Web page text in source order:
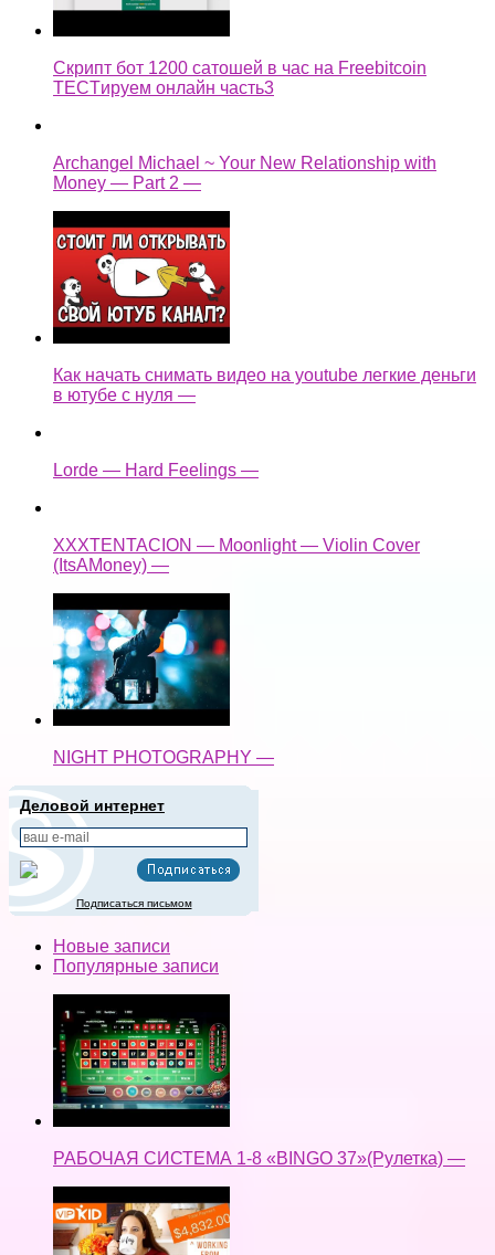
Скрипт бот 1200 сатошей в час на Freebitcoin
TECTируем онлайн часть3
Archangel Michael ~ Your New Relationship with
Money — Part 2 —
Как начать снимать видео на youtube легкие деньги
в ютубе с нуля —
Lorde — Hard Feelings —
XXXTENTACION — Moonlight — Violin Cover
(ItsAMoney) —
NIGHT PHOTOGRAPHY —
Деловой интернет
Подписаться письмом
Новые записи
Популярные записи
РАБОЧАЯ СИСТЕМА 1-8 «BINGO 37»(Рулетка) —